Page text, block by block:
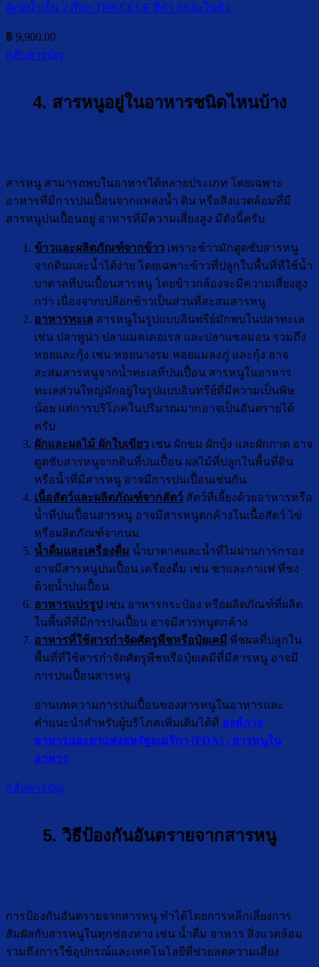
ตู้กดน้ำเย็น 2 ก๊อก TPB-CCUF สีดำ กรองในตัว
฿ 9,900.00
กลับสารบัญ
4. สารหนูอยู่ในอาหารชนิดไหนบ้าง
สารหนู สามารถพบในอาหารได้หลายประเภท โดยเฉพาะ
อาหารที่มีการปนเปื้อนจากแหล่งน้ำ ดิน หรือสิ่งแวดล้อมที่มี
สารหนูปนเปื้อนอยู่ อาหารที่มีความเสี่ยงสูง มีดังนี้ครับ
ข้าวและผลิตภัณฑ์จากข้าว เพราะข้าวมักดูดซับสารหนู
จากดินและน้ำได้ง่าย โดยเฉพาะข้าวที่ปลูกในพื้นที่ที่ใช้น้ำ
บาดาลที่ปนเปื้อนสารหนู โดยข้าวกล้องจะมีความเสี่ยงสูง
กว่า เนื่องจากเปลือกข้าวเป็นส่วนที่สะสมสารหนู
อาหารทะเล สารหนูในรูปแบบอินทรีย์มักพบในปลาทะเล
เช่น ปลาทูน่า ปลาแมคเคอเรล และปลาแซลมอน รวมถึง
หอยและกุ้ง เช่น หอยนางรม หอยแมลงภู่ และกุ้ง อาจ
สะสมสารหนูจากน้ำทะเลที่ปนเปื้อน สารหนูในอาหาร
ทะเลส่วนใหญ่มักอยู่ในรูปแบบอินทรีย์ที่มีความเป็นพิษ
น้อย แต่การบริโภคในปริมาณมากอาจเป็นอันตรายได้
ครับ
ผักและผลไม้ ผักใบเขียว เช่น ผักขม ผักบุ้ง และผักกาด อาจ
ดูดซับสารหนูจากดินที่ปนเปื้อน ผลไม้ที่ปลูกในพื้นที่ดิน
หรือน้ำที่มีสารหนู อาจมีการปนเปื้อนเช่นกัน
เนื้อสัตว์และผลิตภัณฑ์จากสัตว์ สัตว์ที่เลี้ยงด้วยอาหารหรือ
น้ำที่ปนเปื้อนสารหนู อาจมีสารหนูตกค้างในเนื้อสัตว์ ไข่
หรือผลิตภัณฑ์จากนม
น้ำดื่มและเครื่องดื่ม น้ำบาดาลและน้ำที่ไม่ผ่านการกรอง
อาจมีสารหนูปนเปื้อน เครื่องดื่ม เช่น ชาและกาแฟ ที่ชง
ด้วยน้ำปนเปื้อน
อาหารแปรรูป เช่น อาหารกระป๋อง หรือผลิตภัณฑ์ที่ผลิต
ในพื้นที่ที่มีการปนเปื้อน อาจมีสารหนูตกค้าง
อาหารที่ใช้สารกำจัดศัตรูพืชหรือปุ๋ยเคมี พืชผลที่ปลูกใน
พื้นที่ที่ใช้สารกำจัดศัตรูพืชหรือปุ๋ยเคมีที่มีสารหนู อาจมี
การปนเปื้อนสารหนู
อ่านบทความการปนเปื้อนของสารหนูในอาหารและ
คำแนะนำสำหรับผู้บริโภคเพิ่มเติมได้ที่ องค์การ
อาหารและยาแห่งสหรัฐอเมริกา (FDA) : สารหนูใน
อาหาร
กลับสารบัญ
5. วิธีป้องกันอันตรายจากสารหนู
การป้องกันอันตรายจากสารหนู ทำได้โดยการหลีกเลี่ยงการ
สัมผัสกับสารหนูในทุกช่องทาง เช่น น้ำดื่ม อาหาร สิ่งแวดล้อม
รวมถึงการใช้อุปกรณ์และเทคโนโลยีที่ช่วยลดความเสี่ยง